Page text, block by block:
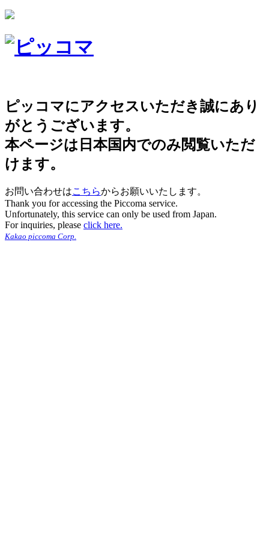
ピッコマにアクセスいただき誠にあり
がとうございます。
本ページは日本国内でのみ閲覧いただ
けます。
お問い合わせはこちらからお願いいたします。
Thank you for accessing the Piccoma service.
Unfortunately, this service can only be used from Japan.
For inquiries, please click here.
Kakao piccoma Corp.